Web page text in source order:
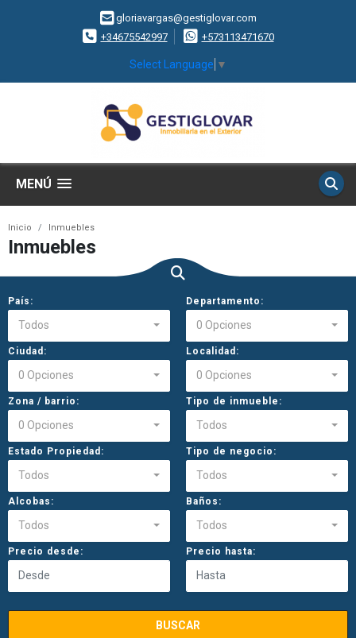
gloriavargas@gestiglovar.com
+34675542997
+573113471670
Select Language ▼
MENÚ
Inicio Inmuebles
Inmuebles
País:
Todos
Departamento:
0 Opciones
Ciudad:
0 Opciones
Localidad:
0 Opciones
Zona / barrio:
0 Opciones
Tipo de inmueble:
Todos
Estado Propiedad:
Todos
Tipo de negocio:
Todos
Alcobas:
Todos
Baños:
Todos
Precio desde: Precio hasta:
BUSCAR